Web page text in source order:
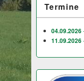
Termine
04.09.2026
11.09.2026